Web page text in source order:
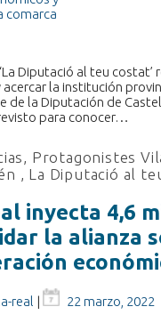
Diputació al teu
acercar la institución
de la Diputación de
para conocer…
, Protagonistes
, La Diputació al
inyecta 4,6
la alianza
real | 22 marzo, 2022